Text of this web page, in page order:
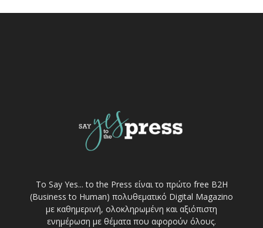
Το Say Yes... to the Press είναι το πρώτο free Β2Η
(Business to Human) πολυθεματικό Digital Magazino
με καθημερινή, ολοκληρωμένη και αξιόπιστη
ενημέρωση με θέματα που αφορούν όλους.